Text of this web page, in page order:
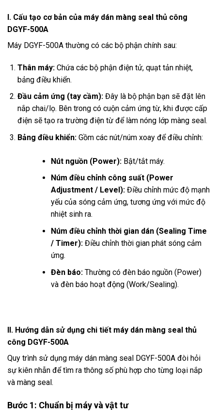
I. Cấu tạo cơ bản của máy dán màng seal thủ công
DGYF-500A
Máy DGYF-500A thường có các bộ phận chính sau:
Thân máy:Chứa các bộ phận điện tử, quạt tản nhiệt,
bảng điều khiển.
Đầu cảm ứng (tay cầm):Đây là bộ phận bạn sẽ đặt lên
nắp chai/lọ. Bên trong có cuộn cảm ứng từ, khi được cấp
điện sẽ tạo ra trường điện từ để làm nóng lớp màng seal.
Bảng điều khiển:Gồm các nút/núm xoay để điều chỉnh:
Nút nguồn (Power):Bật/tắt máy.
Núm điều chỉnh công suất (Power
Adjustment / Level):Điều chỉnh mức độ mạnh
yếu của sóng cảm ứng, tương ứng với mức độ
nhiệt sinh ra.
Núm điều chỉnh thời gian dán (Sealing Time
/ Timer):Điều chỉnh thời gian phát sóng cảm
ứng.
Đèn báo:Thường có đèn báo nguồn (Power)
và đèn báo hoạt động (Work/Sealing).
II. Hướng dẫn sử dụng chi tiết máy dán màng seal thủ
công DGYF-500A
Quy trình sử dụng máy dán màng seal DGYF-500A đòi hỏi
sự kiên nhẫn để tìm ra thông số phù hợp cho từng loại nắp
và màng seal.
Bước 1: Chuẩn bị máy và vật tư